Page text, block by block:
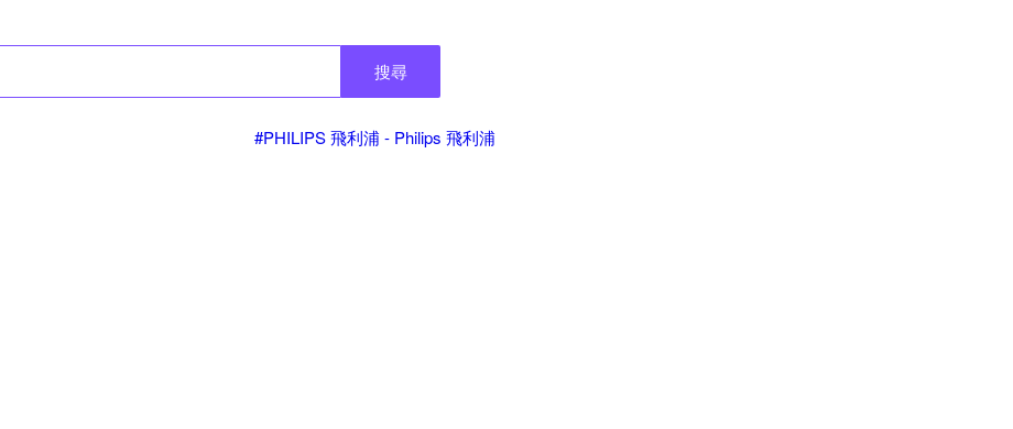
搜尋
#PHILIPS 飛利浦 - Philips 飛利浦